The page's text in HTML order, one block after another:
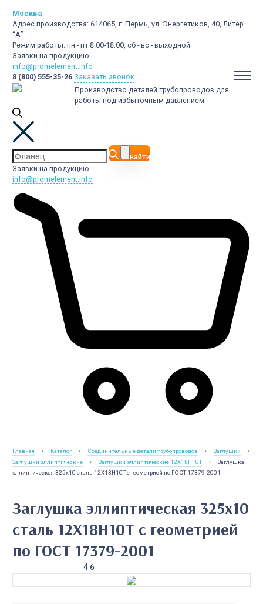
Москва
Адрес производства: 614065, г. Пермь, ул. Энергетиков, 40, Литер
“А”
Режим работы: пн - пт 8:00-18:00, сб - вс - выходной
Заявки на продукцию:
info@promelement.info
8 (800) 555-35-26 Заказать звонок
Производство деталей трубопроводов для
работы под избыточным давлением
найти
Заявки на продукцию:
info@promelement.info
Главная › Каталог › Соединительные детали трубопроводов › Заглушки
›
Заглушки эллиптические
› Заглушки эллиптические 12Х18Н10Т ›
Заглушка
эллиптическая 325х10 сталь 12Х18Н10Т с геометрией по ГОСТ 17379-2001
Заглушка эллиптическая 325х10
сталь 12Х18Н10Т с геометрией
по ГОСТ 17379-2001
4.6